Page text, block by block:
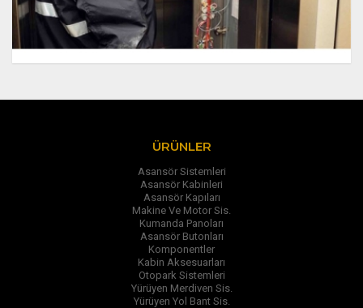
ÜRÜNLER
Asansör Sistemleri
Asansör Kabinleri
Asansör Kapıları
Makine Ve Motor Sis.
Kumanda Panoları
Asansör Butonları
Komponentler
Kabin Aksesuarları
Otopark Sistemleri
Yürüyen Merdiven Sis.
Yürüyen Yol Bant Sis.